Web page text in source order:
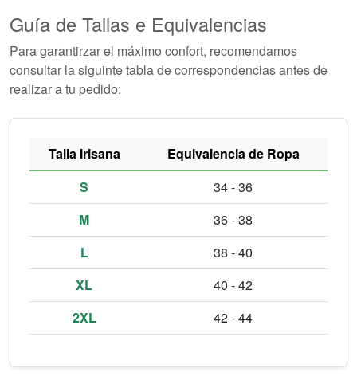
Guía de Tallas e Equivalencias
Para garantirzar el máximo confort, recomendamos
consultar la siguinte tabla de correspondencias antes de
realizar a tu pedido:
Talla Irisana
Equivalencia de Ropa
S
34 - 36
M
36 - 38
L
38 - 40
XL
40 - 42
2XL
42 - 44